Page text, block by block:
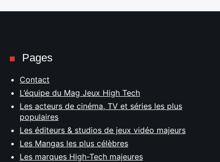
Pages
Contact
L’équipe du Mag Jeux High Tech
Les acteurs de cinéma, TV et séries les plus
populaires
Les éditeurs & studios de jeux vidéo majeurs
Les Mangas les plus célèbres
Les marques High-Tech majeures